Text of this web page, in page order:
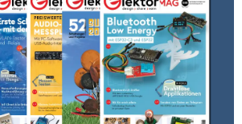
Je m'abonne
Abonnez-vous au
recevrez un e-
nouvel article à ce sujet sera
site web !